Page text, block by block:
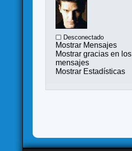
Desconectado
Mostrar Mensajes
Mostrar gracias en los
mensajes
Mostrar Estadísticas